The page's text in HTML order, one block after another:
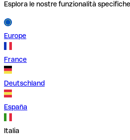
Esplora le nostre funzionalità
Europe
France
Deutschland
España
Italia